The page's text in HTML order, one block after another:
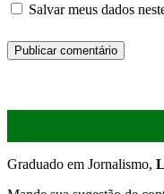
Salvar meus dados
Graduado em Jornalismo,